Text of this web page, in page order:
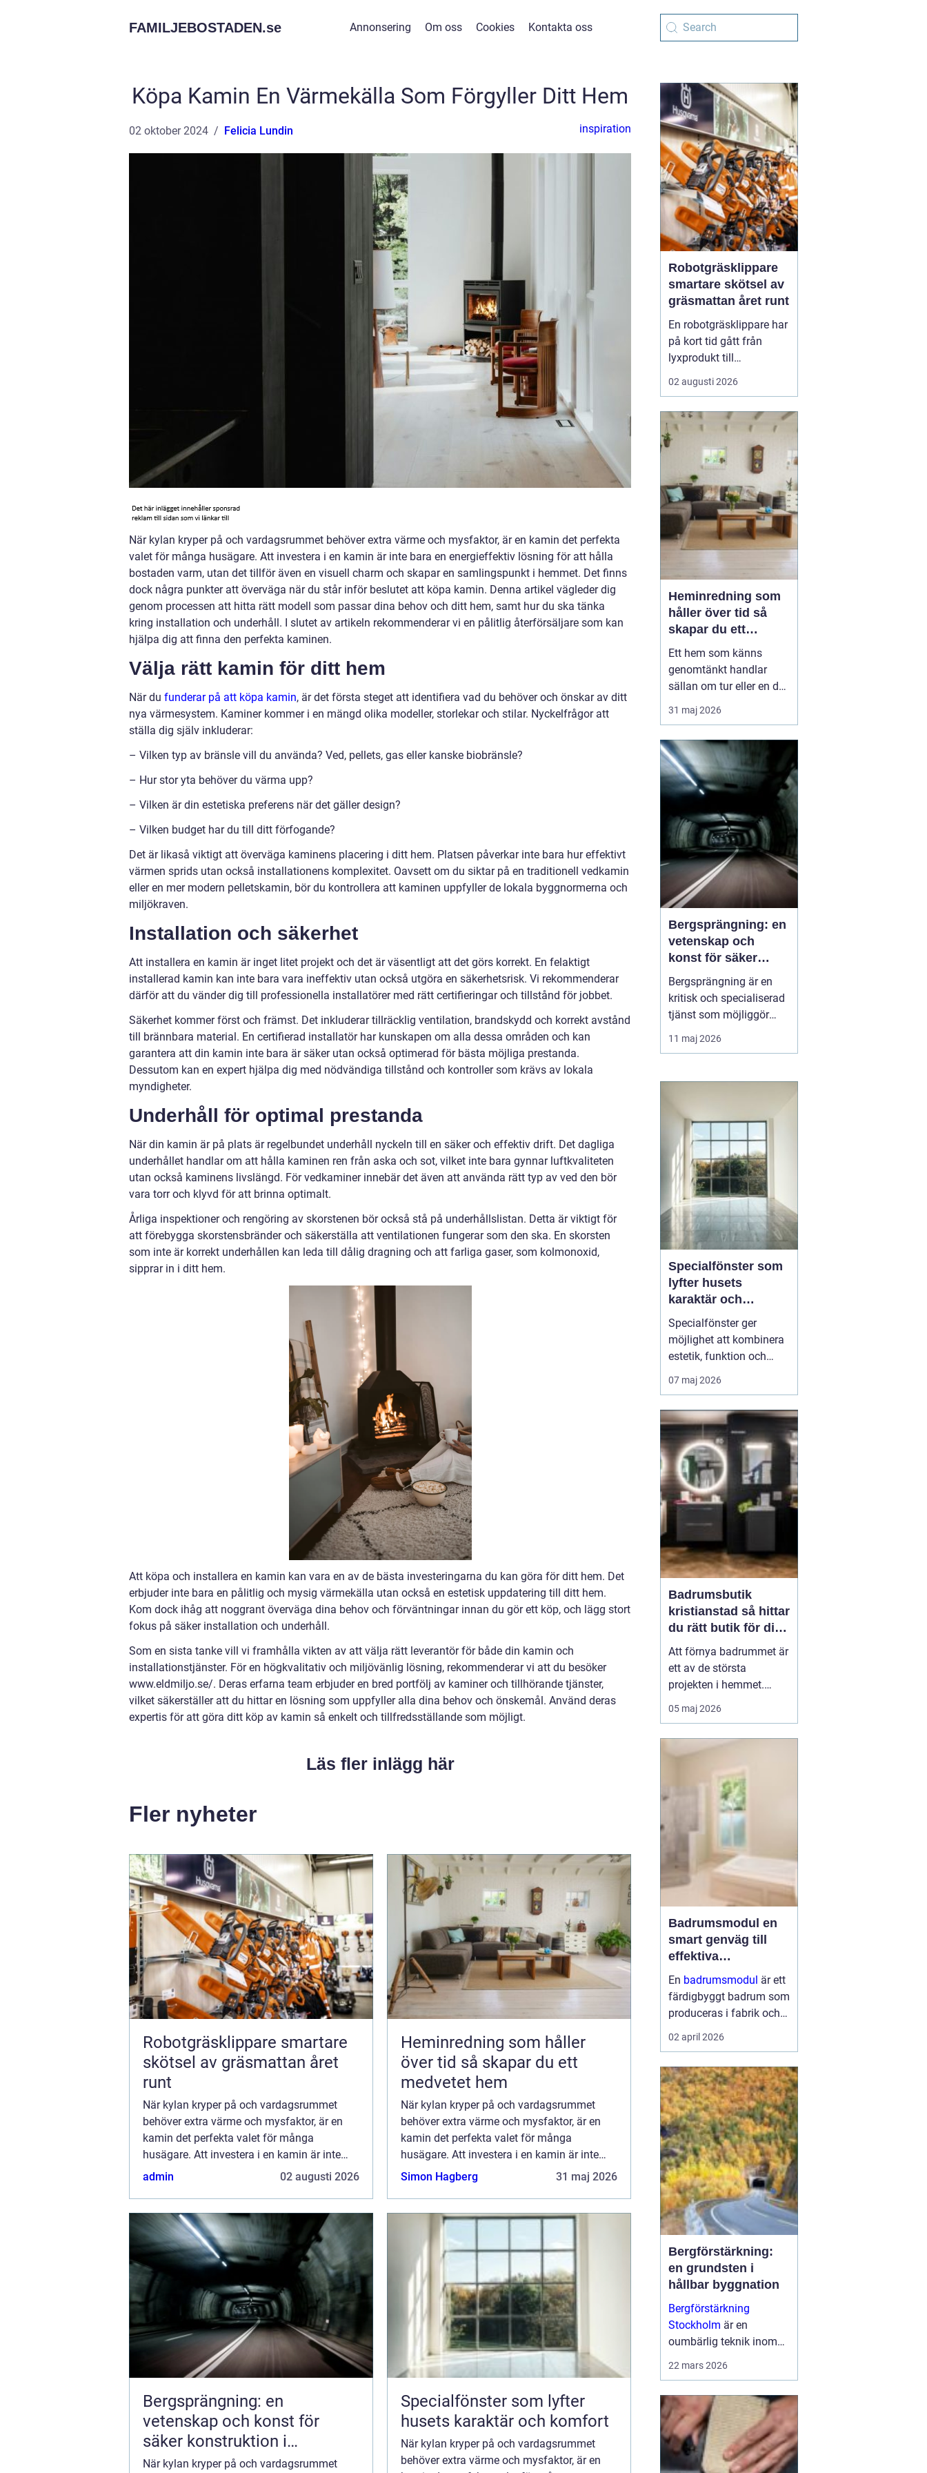
FAMILJEBOSTADEN.se Annonsering Om oss Cookies Kontakta oss
Köpa Kamin En Värmekälla Som Förgyller Ditt Hem
02 oktober 2024 Felicia Lundin inspiration
När kylan kryper på och vardagsrummet behöver extra värme och mysfaktor, är en kamin det perfekta
valet för många husägare. Att investera i en kamin är inte bara en energieffektiv lösning för att hålla
bostaden varm, utan det tillför även en visuell charm och skapar en samlingspunkt i hemmet. Det finns
dock några punkter att överväga när du står inför beslutet att köpa kamin. Denna artikel vägleder dig
genom processen att hitta rätt modell som passar dina behov och ditt hem, samt hur du ska tänka
kring installation och underhåll. I slutet av artikeln rekommenderar vi en pålitlig återförsäljare som kan
hjälpa dig att finna den perfekta kaminen.
Välja rätt kamin för ditt hem
När du funderar på att köpa kamin, är det första steget att identifiera vad du behöver och önskar av ditt
nya värmesystem. Kaminer kommer i en mängd olika modeller, storlekar och stilar. Nyckelfrågor att
ställa dig själv inkluderar:
– Vilken typ av bränsle vill du använda? Ved, pellets, gas eller kanske biobränsle?
– Hur stor yta behöver du värma upp?
– Vilken är din estetiska preferens när det gäller design?
– Vilken budget har du till ditt förfogande?
Det är likaså viktigt att överväga kaminens placering i ditt hem. Platsen påverkar inte bara hur effektivt
värmen sprids utan också installationens komplexitet. Oavsett om du siktar på en traditionell vedkamin
eller en mer modern pelletskamin, bör du kontrollera att kaminen uppfyller de lokala byggnormerna och
miljökraven.
Installation och säkerhet
Att installera en kamin är inget litet projekt och det är väsentligt att det görs korrekt. En felaktigt
installerad kamin kan inte bara vara ineffektiv utan också utgöra en säkerhetsrisk. Vi rekommenderar
därför att du vänder dig till professionella installatörer med rätt certifieringar och tillstånd för jobbet.
Säkerhet kommer först och främst. Det inkluderar tillräcklig ventilation, brandskydd och korrekt avstånd
till brännbara material. En certifierad installatör har kunskapen om alla dessa områden och kan
garantera att din kamin inte bara är säker utan också optimerad för bästa möjliga prestanda.
Dessutom kan en expert hjälpa dig med nödvändiga tillstånd och kontroller som krävs av lokala
myndigheter.
Underhåll för optimal prestanda
När din kamin är på plats är regelbundet underhåll nyckeln till en säker och effektiv drift. Det dagliga
underhållet handlar om att hålla kaminen ren från aska och sot, vilket inte bara gynnar luftkvaliteten
utan också kaminens livslängd. För vedkaminer innebär det även att använda rätt typ av ved den bör
vara torr och klyvd för att brinna optimalt.
Årliga inspektioner och rengöring av skorstenen bör också stå på underhållslistan. Detta är viktigt för
att förebygga skorstensbränder och säkerställa att ventilationen fungerar som den ska. En skorsten
som inte är korrekt underhållen kan leda till dålig dragning och att farliga gaser, som kolmonoxid,
sipprar in i ditt hem.
Att köpa och installera en kamin kan vara en av de bästa investeringarna du kan göra för ditt hem. Det
erbjuder inte bara en pålitlig och mysig värmekälla utan också en estetisk uppdatering till ditt hem.
Kom dock ihåg att noggrant överväga dina behov och förväntningar innan du gör ett köp, och lägg stort
fokus på säker installation och underhåll.
Som en sista tanke vill vi framhålla vikten av att välja rätt leverantör för både din kamin och
installationstjänster. För en högkvalitativ och miljövänlig lösning, rekommenderar vi att du besöker
www.eldmiljo.se/. Deras erfarna team erbjuder en bred portfölj av kaminer och tillhörande tjänster,
vilket säkerställer att du hittar en lösning som uppfyller alla dina behov och önskemål. Använd deras
expertis för att göra ditt köp av kamin så enkelt och tillfredsställande som möjligt.
Läs fler inlägg här
Fler nyheter
Robotgräsklippare smartare
skötsel av gräsmattan året
runt
När kylan kryper på och vardagsrummet
behöver extra värme och mysfaktor, är en
kamin det perfekta valet för många
husägare. Att investera i en kamin är inte
bara en energieffektiv lösning för a...
admin 02 augusti 2026
Heminredning som håller
över tid så skapar du ett
medvetet hem
När kylan kryper på och vardagsrummet
behöver extra värme och mysfaktor, är en
kamin det perfekta valet för många
husägare. Att investera i en kamin är inte
bara en energieffektiv lösning för a...
Simon Hagberg 31 maj 2026
Bergsprängning: en
vetenskap och konst för
säker konstruktion i
stockholm
När kylan kryper på och vardagsrummet
Specialfönster som lyfter
husets karaktär och komfort
När kylan kryper på och vardagsrummet
behöver extra värme och mysfaktor, är en
Robotgräsklippare
smartare skötsel av
gräsmattan året runt
En robotgräsklippare har
på kort tid gått från
lyxprodukt till
vardagsverktyg i många
trädgårdar. Allt fler ser
klipper gräset själv, ofta
och tyst, medan resten
av dagen kan ägnas åt
annat. För många
handlar valet inte bara
om...
02 augusti 2026
Heminredning som
håller över tid så
skapar du ett
medvetet hem
Ett hem som känns
genomtänkt handlar
sällan om tur eller en dyr
soffgrupp. Det handlar
om att förstå
detaljer och låta varje
rum få en tydlig roll. När
färger, textilier, ljus och...
31 maj 2026
Bergsprängning: en
vetenskap och
konst för säker
konstruktion i
stockholm
Bergsprängning är en
kritisk och specialiserad
tjänst som möjliggör
stadsutveckling och
infrastrukturella
använda kontrollerade
byggföretag skapa
utrymme för allt från ...
11 maj 2026
Specialfönster som
lyfter husets
karaktär och
komfort
Specialfönster ger
möjlighet att kombinera
estetik, funktion och
energieffektivitet på ett
sätt som
klarar. När gamla
hålmått, ovanliga former
eller kulturhistoriska krav
krockar med dagens
byggregler behövs
skräddarsydda lösni...
07 maj 2026
Badrumsbutik
kristianstad så hittar
du rätt butik för ditt
nya badrum
Att förnya badrummet är
ett av de största
projekten i hemmet.
Kostnaderna är ofta
höga, många beslut ska
hålla i många år. Många
badrumsbutik Kristia...
05 maj 2026
Badrumsmodul en
smart genväg till
effektiva
byggprojekt
En badrumsmodul är ett
färdigbyggt badrum som
produceras i fabrik och
levereras som en
komplett enhet till
Modulen lyfts på plats,
kopplas in mot husets
vatten, avlopp och el ...
02 april 2026
Bergförstärkning:
en grundsten i
hållbar byggnation
Bergförstärkning
Stockholm är en
oumbärlig teknik inom
22 mars 2026